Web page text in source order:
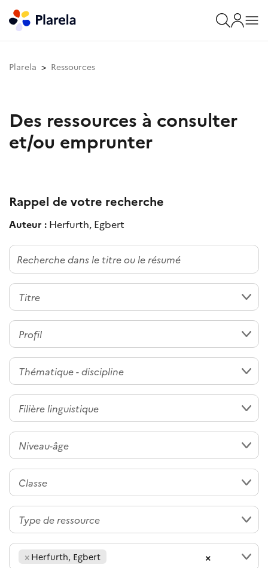
Plarela Ressources
Des ressources à consulter
et/ou emprunter
Rappel de votre recherche
Auteur : Herfurth, Egbert
×
× Herfurth, Egbert